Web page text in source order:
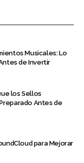
Musicales: Lo
de Invertir
los Sellos
Antes de
para Mejorar